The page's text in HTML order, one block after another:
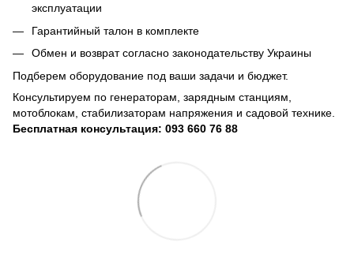
эксплуатации
Гарантийный талон в комплекте
Обмен и возврат согласно законодательству Украины
Подберем оборудование под ваши задачи и бюджет.
Консультируем по генераторам, зарядным станциям,
мотоблокам, стабилизаторам напряжения и садовой технике.
Бесплатная консультация: 093 660 76 88